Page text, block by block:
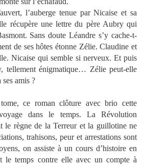
l’auberge tenue par Nicaise et sa
récupère une lettre du père Aubry qui
Sans doute Léandre s’y cache-t-
de ses hôtes étonne Zélie. Claudine et
Nicaise qui semble si nerveux. Et puis
tellement énigmatique… Zélie peut-elle
amis ?
ce roman clôture avec brio cette
dans le temps. La Révolution
le règne de la Terreur et la guillotine ne
trahisons, peur et arrestations sont
on assiste à un cours d’histoire en
le temps contre elle avec un compte à